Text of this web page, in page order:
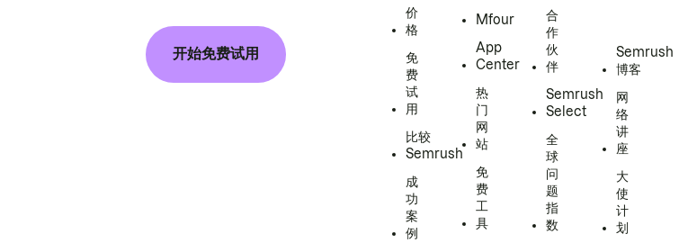
开始免费试用
价
格
免
费
试
用
比较
Semrush
成
功
案
例
Mfour
App
Center
热
门
网
站
免
费
工
具
合
作
伙
伴
Semrush
Select
全
球
问
题
指
数
Semrush
博客
网
络
讲
座
大
使
计
划